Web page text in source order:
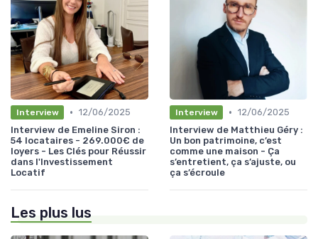
Interview • 12/06/2025
Interview de Emeline Siron :
54 locataires - 269.000€ de
loyers - Les Clés pour Réussir
dans l'Investissement
Locatif
Interview • 12/06/2025
Interview de Matthieu Géry :
Un bon patrimoine, c’est
comme une maison - Ça
s’entretient, ça s’ajuste, ou
ça s’écroule
Les plus lus